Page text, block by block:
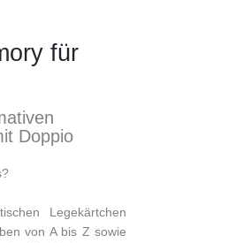
für
Doppio
Legekärtchen
von A bis Z sowie